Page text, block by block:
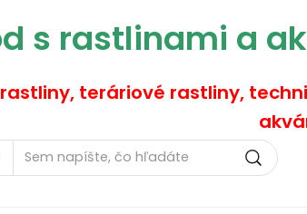
s rastlinami a
teráriové rastliny,